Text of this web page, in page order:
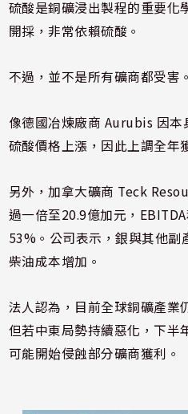
硫酸是銅礦浸出製程的重要化
開採，非常依賴硫酸。
不過，並不是所有礦商都受害。
像德國冶煉廠商 Aurubis 因本
硫酸價格上漲，因此上調全年
另外，加拿大礦商 Teck
過一倍至20.9億加元，
53%。公司表示，銀與其他副
柴油成本增加。
法人認為，目前全球銅礦產業
但若中東局勢持續惡化，下半
可能開始侵蝕部分礦商獲利。